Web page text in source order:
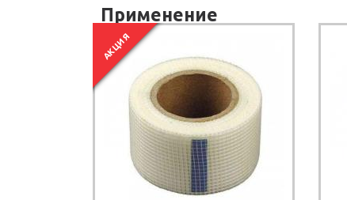
Применение
Применяется внутри помещений для
гипсовых и цементных штукатурок и
Обладает высокой адгезией,
Отлично подходит для
Благодаря микроволокнам не дает
После затворения водой сохраняет
После высыхания поверхность
АКЦИЯ